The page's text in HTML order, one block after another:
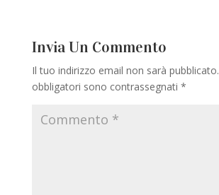
Invia Un Commento
Il tuo indirizzo email non sarà pubblicato.
obbligatori sono contrassegnati *